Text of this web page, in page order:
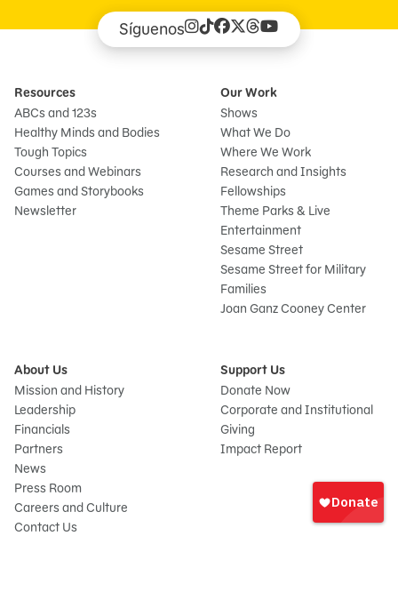
Síguenos
Resources
ABCs and 123s
Healthy Minds and Bodies
Tough Topics
Courses and Webinars
Games and Storybooks
Newsletter
Our Work
Shows
What We Do
Where We Work
Research and Insights
Fellowships
Theme Parks & Live
Entertainment
Sesame Street
Sesame Street for Military
Families
Joan Ganz Cooney Center
About Us
Mission and History
Leadership
Financials
Partners
News
Press Room
Careers and Culture
Contact Us
Support Us
Donate Now
Corporate and Institutional
Giving
Impact Report